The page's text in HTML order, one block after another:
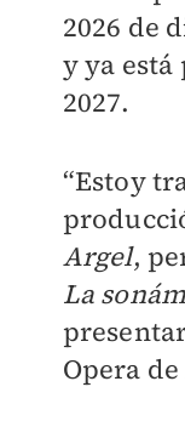
2026 de
y ya
2027.
“Estoy
Argel,
La
Opera